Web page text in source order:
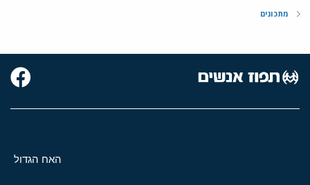
מתכונים
האח הגדול